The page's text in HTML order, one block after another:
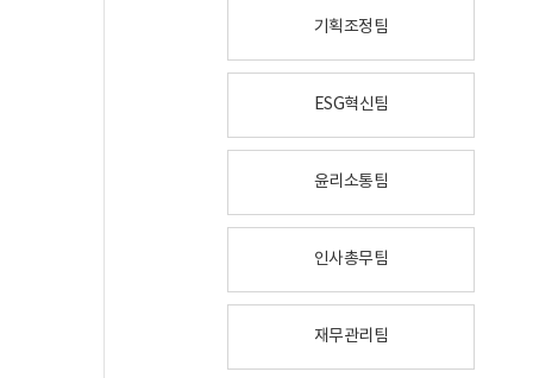
기획조정팀
ESG혁신팀
윤리소통팀
인사총무팀
재무관리팀